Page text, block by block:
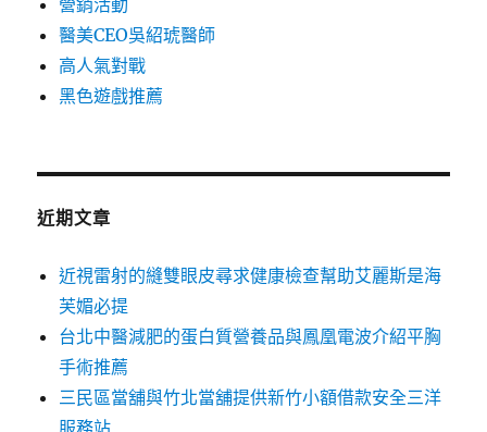
營銷活動
醫美CEO吳紹琥醫師
高人氣對戰
黑色遊戲推薦
近期文章
近視雷射的縫雙眼皮尋求健康檢查幫助艾麗斯是海
芙媚必提
台北中醫減肥的蛋白質營養品與鳳凰電波介紹平胸
手術推薦
三民區當舖與竹北當舖提供新竹小額借款安全三洋